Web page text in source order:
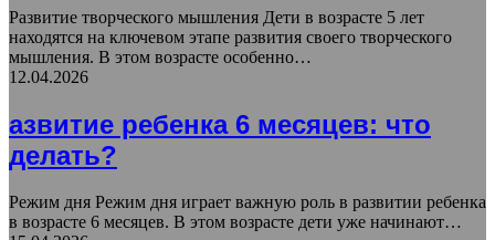
Развитие творческого мышления Дети в возрасте 5 лет
находятся на ключевом этапе развития своего творческого
мышления. В этом возрасте особенно…
12.04.2026
азвитие ребенка 6 месяцев: что
делать?
Режим дня Режим дня играет важную роль в развитии ребенка
в возрасте 6 месяцев. В этом возрасте дети уже начинают…